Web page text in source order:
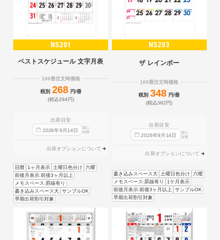
NS201
ベストスケジュール 文字月表
100冊注文時価格
税別 268 円/冊
(税込294円)
出荷目安
2026年9 月 14日
迄に
出荷
出荷オプションについて
旧暦 1ヶ月表示 土曜日色分け
六曜
前後月表示:前後3ヶ月以上
メモスペース:罫線有り
書き込みスペース大 サンプルOK
早期出荷割引対象
NS203
ザ レインボー
100冊注文時価格
税別 348 円/冊
(税込382円)
出荷目安
2026年9 月 14日
迄に
出荷
出荷オプションについて
書き込みスペース大 土曜日色分け
六曜
メモスペース:罫線有り
1ケ月表示
前後月表示:前後3ヶ月以上
サンプルOK
早期出荷割引対象